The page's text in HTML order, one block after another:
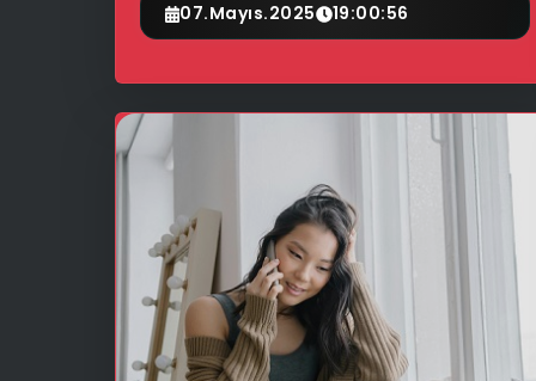
07.Mayıs.2025 19:00:56